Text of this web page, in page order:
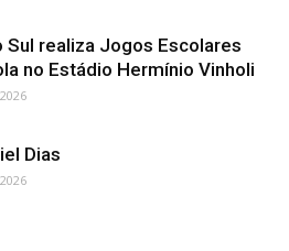
Sul realiza Jogos Escolares
no Estádio Hermínio Vinholi
Dias